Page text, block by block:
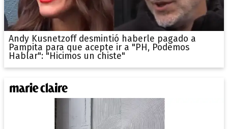
Andy Kusnetzoff desmintió haberle pagado a
Pampita para que acepte ir a "PH, Podemos
Hablar": "Hicimos un chiste"